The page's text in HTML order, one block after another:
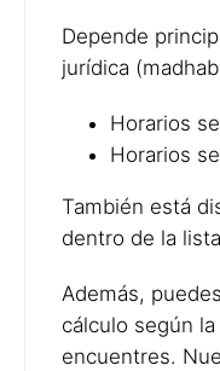
Depende
jurídica
Horarios
Horarios
También está
dentro de la
Además,
cálculo según
encuentres.